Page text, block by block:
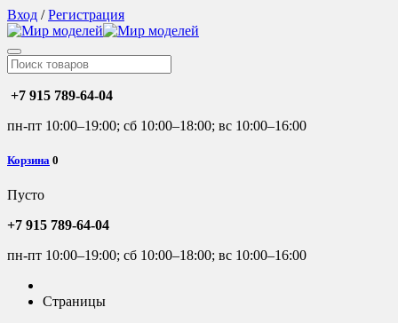
Вход /Регистрация
+7 915 789-64-04
пн-пт 10:00–19:00; сб 10:00–18:00; вс 10:00–16:00
Корзина 0
Пусто
+7 915 789-64-04
пн-пт 10:00–19:00; сб 10:00–18:00; вс 10:00–16:00
Страницы